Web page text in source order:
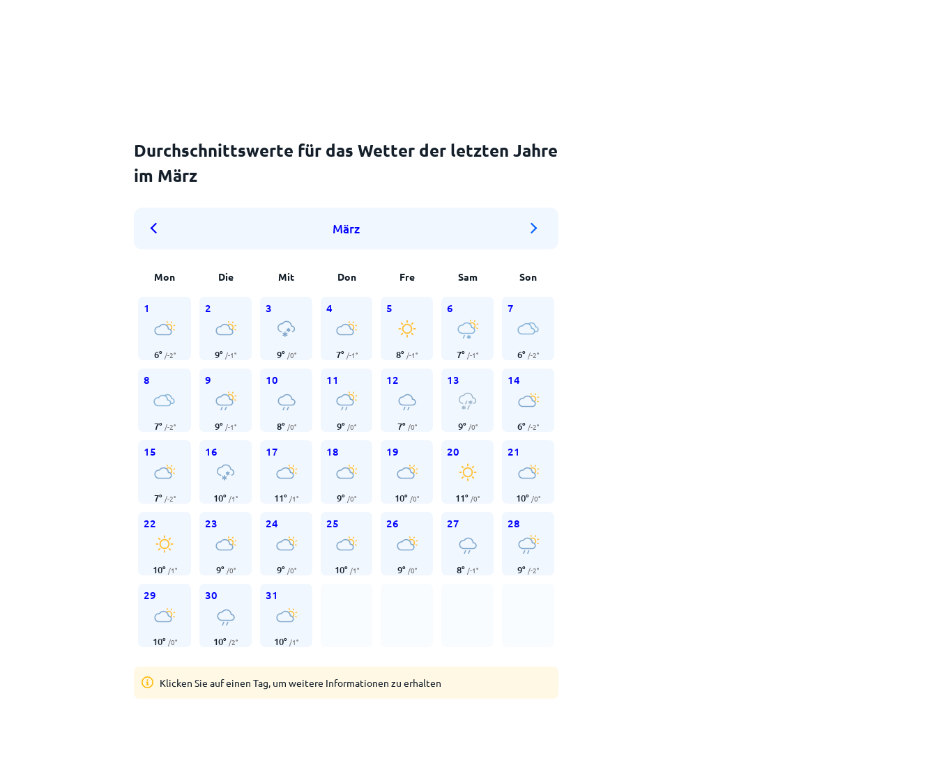
Durchschnittswerte für das Wetter der letzten Jahre
im März
März
Mon Die Mit Don Fre Sam Son
1
6° /-2°
2
9° /-1°
3
9° /0°
4
7° /-1°
5
8° /-1°
6
7° /-1°
7
6° /-2°
8
7° /-2°
9
9° /-1°
10
8° /0°
11
9° /0°
12
7° /0°
13
9° /0°
14
6° /-2°
15
7° /-2°
16
10° /1°
17
11° /1°
18
9° /0°
19
10° /0°
20
11° /0°
21
10° /0°
22
10° /1°
23
9° /0°
24
9° /0°
25
10° /1°
26
9° /0°
27
8° /-1°
28
9° /-2°
29
10° /0°
30
10° /2°
31
10° /1°
Klicken Sie auf einen Tag, um weitere Informationen zu erhalten